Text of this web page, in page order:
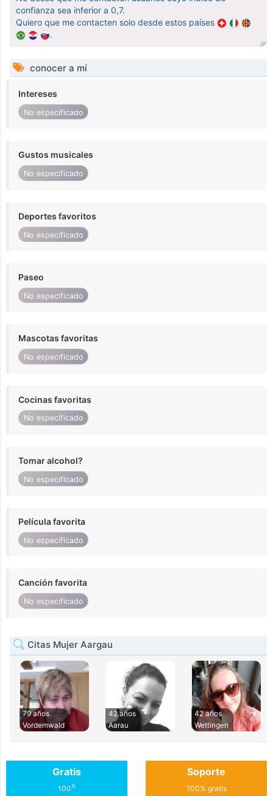
confianza sea inferior a 0,7.
Quiero que me contacten solo desde estos países
.
conocer a mí
Intereses
No especificado
Gustos musicales
No especificado
Deportes favoritos
No especificado
Paseo
No especificado
Mascotas favoritas
No especificado
Cocinas favoritas
No especificado
Tomar alcohol?
No especificado
Película favorita
No especificado
Canción favorita
No especificado
Citas Mujer Aargau
79 años
Vordemwald
42 años
Aarau
42 años
Wettingen
Gratis
100%
Soporte
100% gratis